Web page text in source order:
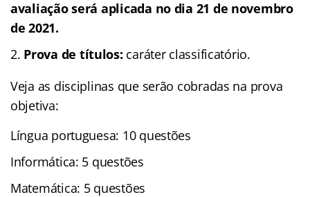
avaliação será aplicada no dia 21 de novembro
de 2021.
Prova de títulos: caráter classificatório.
Veja as disciplinas que serão cobradas na prova
objetiva:
Língua portuguesa: 10 questões
Informática: 5 questões
Matemática: 5 questões